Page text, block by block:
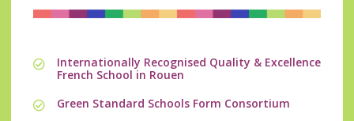
Internationally Recognised Quality & Excellence
French School in Rouen
Green Standard Schools Form Consortium